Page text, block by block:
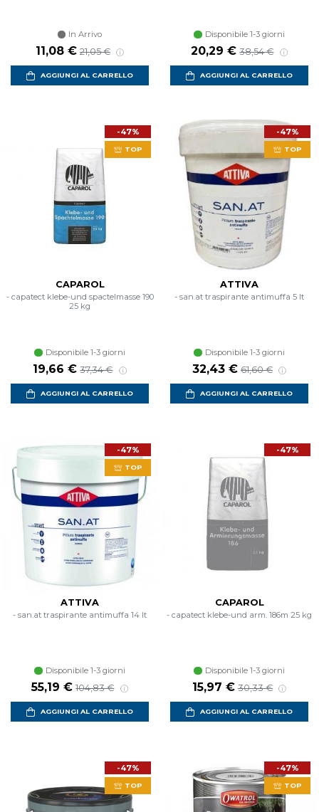
In Arrivo
Prezzo scontato
11,08 € Prezzo di listino
21,05 €
AGGIUNGI AL CARRELLO
Disponibile 1-3 giorni
Prezzo scontato
20,29 € Prezzo di listino
38,54 €
AGGIUNGI AL CARRELLO
-47%
TOP
CAPAROL
- capatect klebe-und spactelmasse 190
25 kg
Disponibile 1-3 giorni
Prezzo scontato
19,66 € Prezzo di listino
37,34 €
AGGIUNGI AL CARRELLO
-47%
TOP
ATTIVA
- san.at traspirante antimuffa 5 lt
Disponibile 1-3 giorni
Prezzo scontato
32,43 € Prezzo di listino
61,60 €
AGGIUNGI AL CARRELLO
-47%
TOP
ATTIVA
- san.at traspirante antimuffa 14 lt
Disponibile 1-3 giorni
Prezzo scontato
55,19 € Prezzo di listino
104,83 €
AGGIUNGI AL CARRELLO
-47%
CAPAROL
- capatect klebe-und arm. 186m 25 kg
Disponibile 1-3 giorni
Prezzo scontato
15,97 € Prezzo di listino
30,33 €
AGGIUNGI AL CARRELLO
-47%
TOP
-47%
TOP